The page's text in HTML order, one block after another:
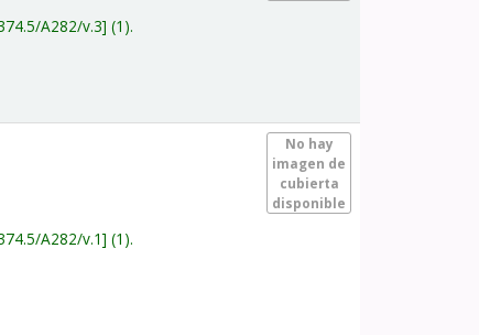
A282/v.3 (1).
No hay
imagen de
cubierta
disponible
A282/v.1 (1).